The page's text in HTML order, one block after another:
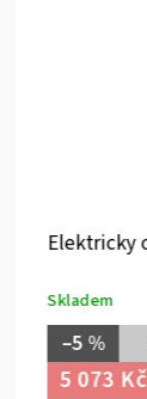
Elektricky
Skladem
5
–5 %
5 073 Kč